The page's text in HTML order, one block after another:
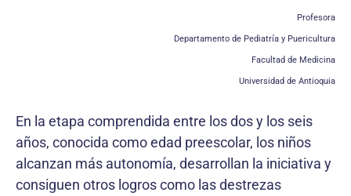
Profesora
Departamento de Pediatría y Puericultura
Facultad de Medicina
Universidad de Antioquia
En la etapa comprendida entre los dos y los seis
años, conocida como edad preescolar, los niños
alcanzan más autonomía, desarrollan la iniciativa y
consiguen otros logros como las destrezas